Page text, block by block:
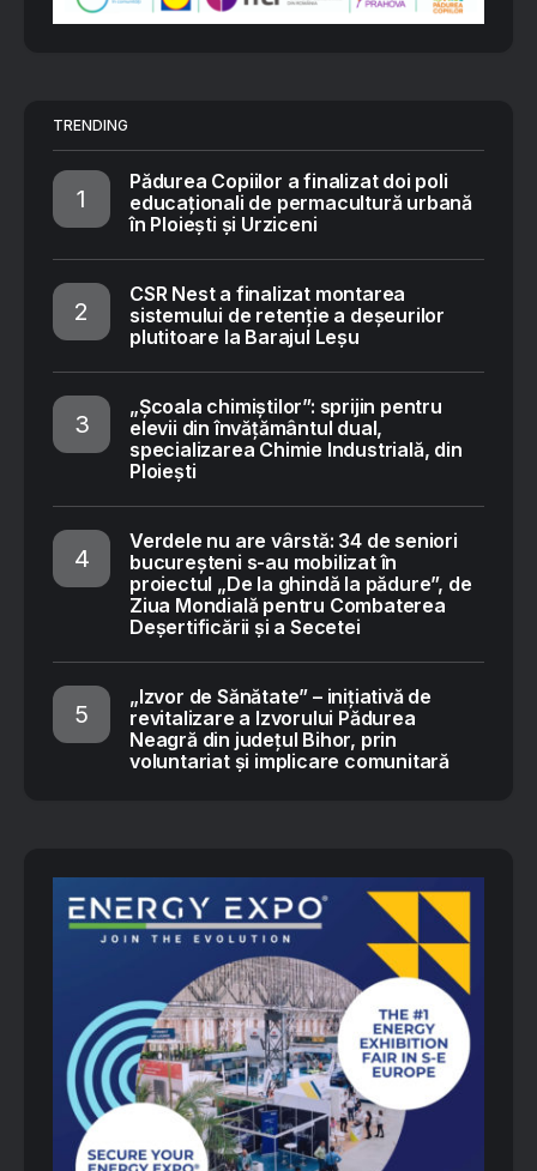
TRENDING
Pădurea Copiilor a finalizat doi poli
educaționali de permacultură urbană
în Ploiești și Urziceni
CSR Nest a finalizat montarea
sistemului de retenție a deșeurilor
plutitoare la Barajul Leșu
„Școala chimiștilor”: sprijin pentru
elevii din învățământul dual,
specializarea Chimie Industrială, din
Ploiești
Verdele nu are vârstă: 34 de seniori
bucureșteni s-au mobilizat în
proiectul „De la ghindă la pădure”, de
Ziua Mondială pentru Combaterea
Deșertificării și a Secetei
„Izvor de Sănătate” – inițiativă de
revitalizare a Izvorului Pădurea
Neagră din județul Bihor, prin
voluntariat și implicare comunitară